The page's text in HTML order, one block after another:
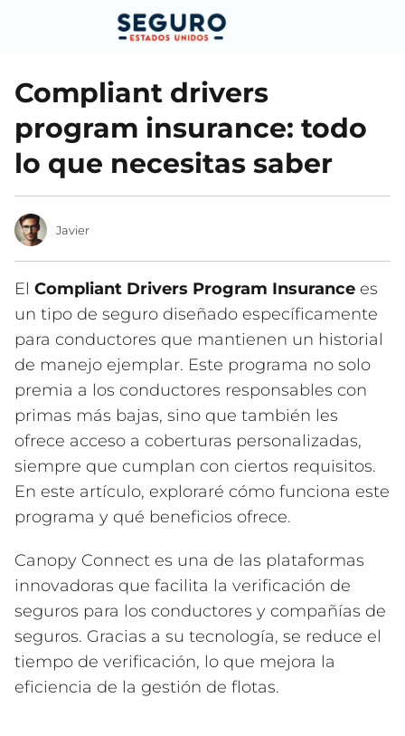
Compliant drivers
program insurance: todo
lo que necesitas saber
Javier
El Compliant Drivers Program Insurance es
un tipo de seguro diseñado específicamente
para conductores que mantienen un historial
de manejo ejemplar. Este programa no solo
premia a los conductores responsables con
primas más bajas, sino que también les
ofrece acceso a coberturas personalizadas,
siempre que cumplan con ciertos requisitos.
En este artículo, exploraré cómo funciona este
programa y qué beneficios ofrece.
Canopy Connect es una de las plataformas
innovadoras que facilita la verificación de
seguros para los conductores y compañías de
seguros. Gracias a su tecnología, se reduce el
tiempo de verificación, lo que mejora la
eficiencia de la gestión de flotas.